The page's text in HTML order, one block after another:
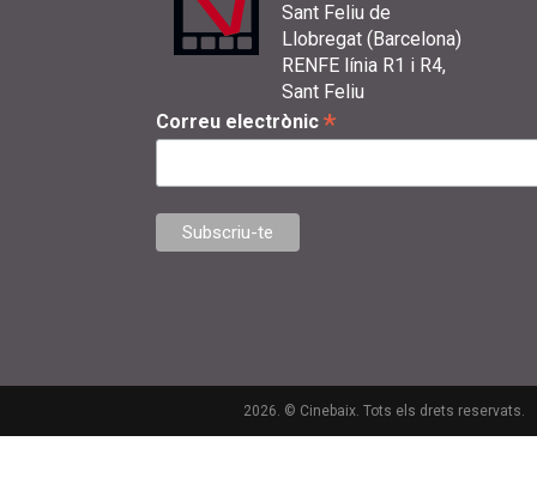
Sant Feliu de
Llobregat (Barcelona)
RENFE línia R1 i R4,
Sant Feliu
Correu electrònic *
2026. © Cinebaix. Tots els drets reservats.